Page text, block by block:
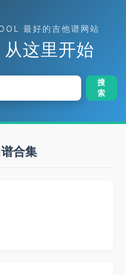
最好的吉他谱网站
这里开始
搜
索
合集